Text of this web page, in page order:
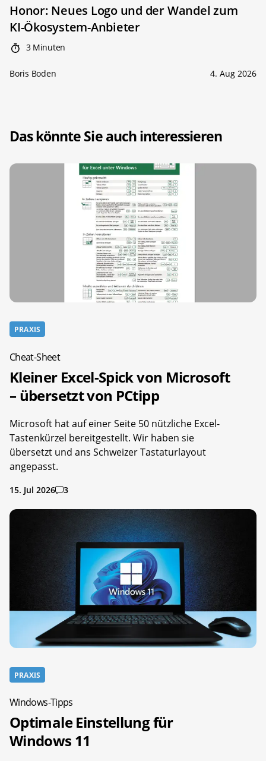
Honor: Neues Logo und der Wandel zum
KI-Ökosystem-Anbieter
3 Minuten
Boris Boden 4. Aug 2026
Das könnte Sie auch interessieren
PRAXIS
Cheat-Sheet
Kleiner Excel-Spick von Microsoft
– übersetzt von PCtipp
Microsoft hat auf einer Seite 50 nützliche Excel-
Tastenkürzel bereitgestellt. Wir haben sie
übersetzt und ans Schweizer Tastaturlayout
angepasst.
15. Jul 2026 3
PRAXIS
Windows-Tipps
Optimale Einstellung für
Windows 11